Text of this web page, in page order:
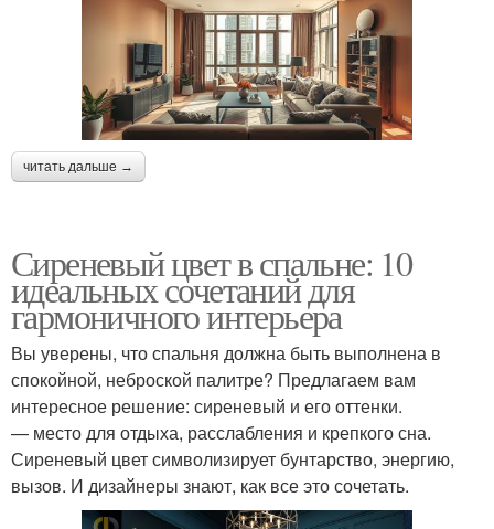
читать дальше →
Сиреневый цвет в спальне: 10
идеальных сочетаний для
гармоничного интерьера
Вы уверены, что спальня должна быть выполнена в
спокойной, неброской палитре? Предлагаем вам
интересное решение: сиреневый и его оттенки.
— место для отдыха, расслабления и крепкого сна.
Сиреневый цвет символизирует бунтарство, энергию,
вызов. И дизайнеры знают, как все это сочетать.